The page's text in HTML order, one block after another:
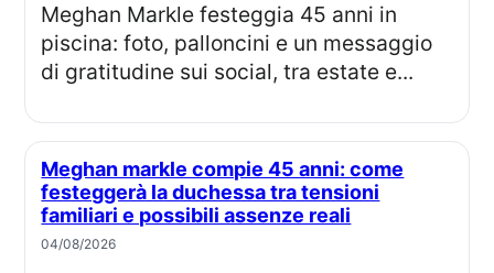
Meghan Markle festeggia 45 anni in
piscina: foto, palloncini e un messaggio
di gratitudine sui social, tra estate e...
Meghan markle compie 45 anni: come
festeggerà la duchessa tra tensioni
familiari e possibili assenze reali
04/08/2026